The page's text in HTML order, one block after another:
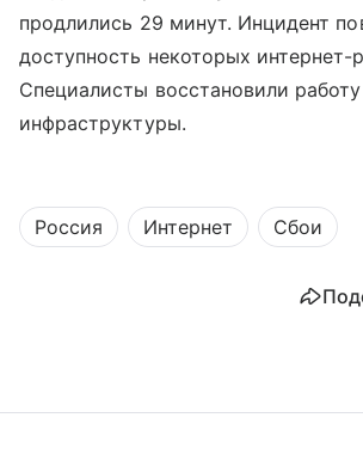
продлились 29 минут. Инцидент
доступность некоторых интернет-
Специалисты восстановили
инфраструктуры.
Россия Интернет Сбои